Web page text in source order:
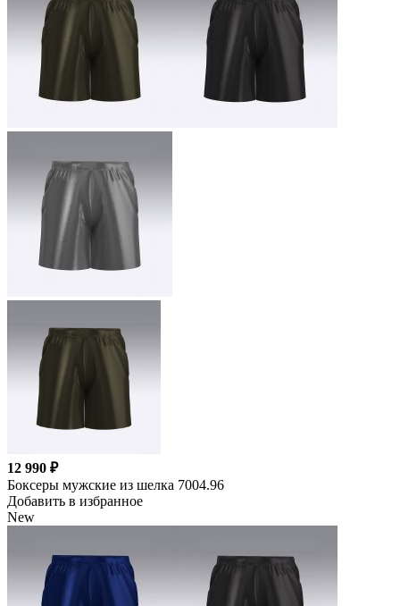
12 990 ₽
Боксеры мужские из шелка 7004.96
Добавить в избранное
New